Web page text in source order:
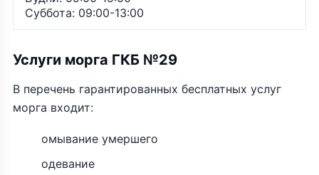
Суббота: 09:00-13:00
Услуги морга ГКБ №29
В перечень гарантированных бесплатных услуг
морга входит:
омывание умершего
одевание